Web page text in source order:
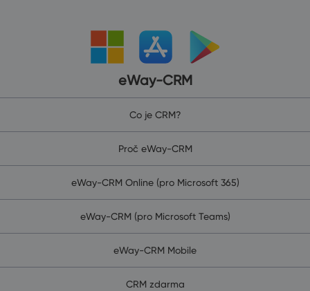
eWay-CRM
Co je CRM?
Proč eWay-CRM
eWay-CRM Online (pro Microsoft 365)
eWay-CRM (pro Microsoft Teams)
eWay-CRM Mobile
CRM zdarma